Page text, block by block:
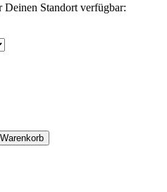
Deinen Standort verfügbar: